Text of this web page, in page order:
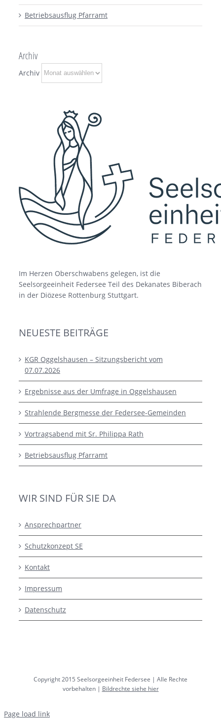
Betriebsausflug Pfarramt
Archiv
Archiv
Im Herzen Oberschwabens gelegen, ist die
Seelsorgeeinheit Federsee Teil des Dekanates Biberach
in der Diözese Rottenburg Stuttgart.
NEUESTE BEITRÄGE
KGR Oggelshausen – Sitzungsbericht vom
07.07.2026
Ergebnisse aus der Umfrage in Oggelshausen
Strahlende Bergmesse der Federsee-Gemeinden
Vortragsabend mit Sr. Philippa Rath
Betriebsausflug Pfarramt
WIR SIND FÜR SIE DA
Ansprechpartner
Schutzkonzept SE
Kontakt
Impressum
Datenschutz
Copyright 2015 Seelsorgeeinheit Federsee | Alle Rechte
vorbehalten | Bildrechte siehe hier
Page load link